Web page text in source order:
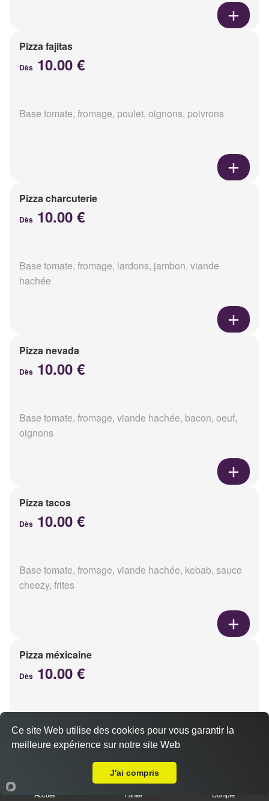
Pizza fajitas
Dès 10.00 €
Base tomate, fromage, poulet, oignons, poivrons
Pizza charcuterie
Dès 10.00 €
Base tomate, fromage, lardons, jambon, viande
hachée
Pizza nevada
Dès 10.00 €
Base tomate, fromage, viande hachée, bacon, oeuf,
oignons
Pizza tacos
Dès 10.00 €
Base tomate, fromage, viande hachée, kebab, sauce
cheezy, frites
Pizza méxicaine
Dès 10.00 €
chorizo, poivrons
Accueil Panier Compte
Ce site Web utilise des cookies pour vous garantir la
meilleure expérience sur notre site Web
J'ai compris